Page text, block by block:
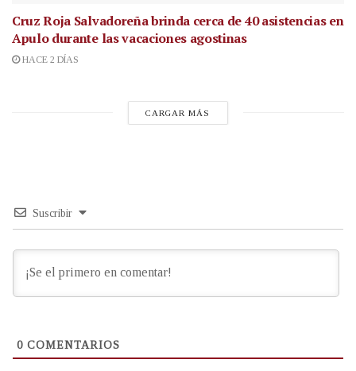
Cruz Roja Salvadoreña brinda cerca de 40 asistencias en
Apulo durante las vacaciones agostinas
HACE 2 DÍAS
CARGAR MÁS
Suscribir
0 COMENTARIOS